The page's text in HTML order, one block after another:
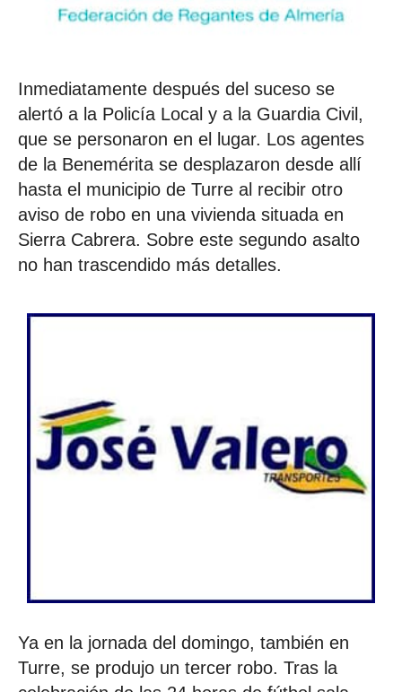
Inmediatamente después del suceso se
alertó a la Policía Local y a la Guardia Civil,
que se personaron en el lugar. Los agentes
de la Benemérita se desplazaron desde allí
hasta el municipio de Turre al recibir otro
aviso de robo en una vivienda situada en
Sierra Cabrera. Sobre este segundo asalto
no han trascendido más detalles.
Ya en la jornada del domingo, también en
Turre, se produjo un tercer robo. Tras la